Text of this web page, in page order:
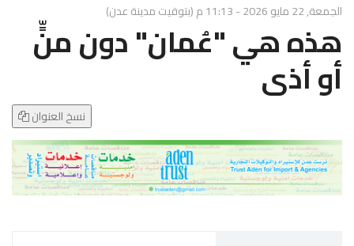
g
l
e
N
a
g
a
t
الجمعة, 22 مايو 2026 - 11:13 م (بتوقيت مدينة عدن)
هذه هي "عُمان" دون منٍّ
أو أذى
نسخ العنوان